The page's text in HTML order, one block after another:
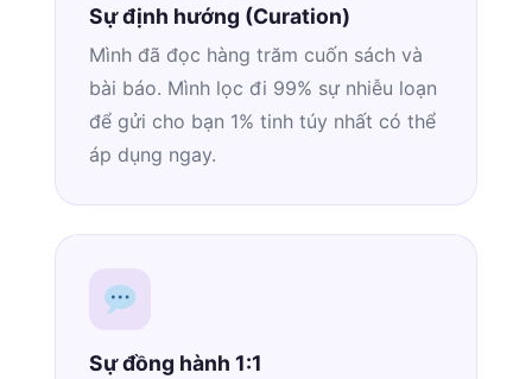
Sự định hướng (Curation)
Mình đã đọc hàng trăm cuốn sách và
bài báo. Mình lọc đi 99% sự nhiễu loạn
để gửi cho bạn 1% tinh túy nhất có thể
áp dụng ngay.
Sự đồng hành 1:1